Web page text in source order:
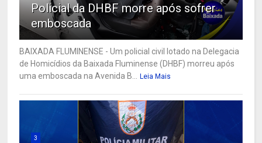
Policial da DHBF morre após sofrer
emboscada
BAIXADA FLUMINENSE - Um policial civil lotado na Delegacia
de Homicídios da Baixada Fluminense (DHBF) morreu após
uma emboscada na Avenida B...
Leia Mais
3